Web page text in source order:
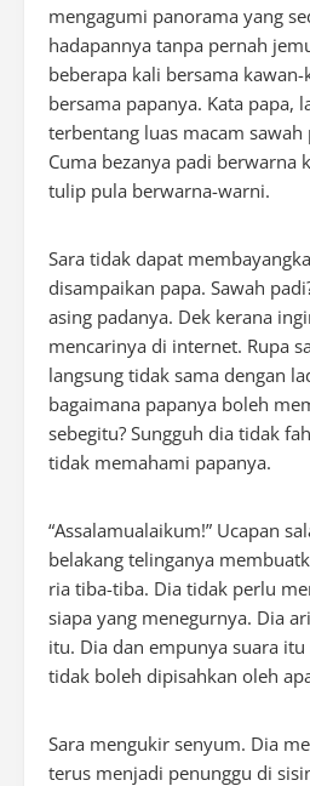
mengagumi panorama yang
hadapannya tanpa pernah
beberapa kali bersama
bersama papanya. Kata papa,
terbentang luas macam sawah
Cuma bezanya padi berwarna
tulip pula berwarna-warni.
Sara tidak dapat
disampaikan papa. Sawah
asing padanya. Dek kerana
mencarinya di internet. Rupa
langsung tidak sama dengan
bagaimana papanya boleh
sebegitu? Sungguh dia tidak
tidak memahami papanya.
“Assalamualaikum!” Ucapan
belakang telinganya
ria tiba-tiba. Dia tidak perlu
siapa yang menegurnya. Dia
itu. Dia dan empunya suara
tidak boleh dipisahkan oleh
Sara mengukir senyum. Dia
terus menjadi penunggu di